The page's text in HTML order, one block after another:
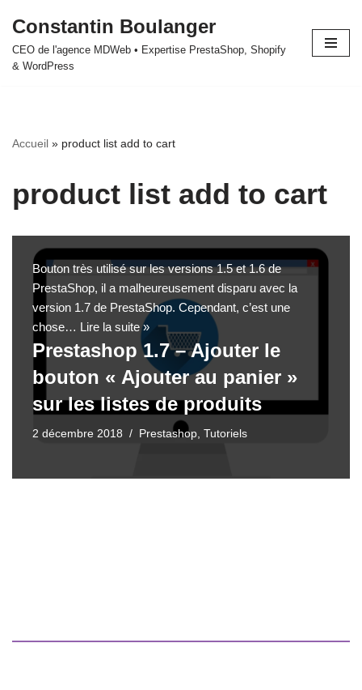
Aller
au
Constantin Boulanger
CEO de l'agence MDWeb • Expertise PrestaShop, Shopify
& WordPress
Accueil » product list add to cart
product list add to cart
Bouton très utilisé sur les versions 1.5 et 1.6 de
PrestaShop, il a malheureusement disparu avec la
version 1.7 de PrestaShop. Cependant, c’est une
chose… Lire la suite »
Prestashop 1.7 – Ajouter le
bouton « Ajouter au panier »
sur les listes de produits
2 décembre 2018 Prestashop, Tutoriels